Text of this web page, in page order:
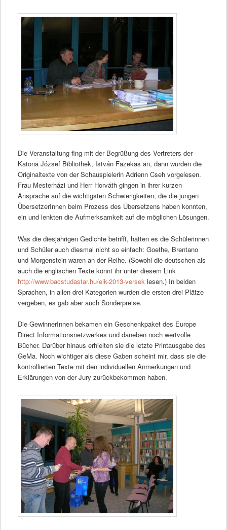
Die Veranstaltung fing mit der Begrüßung des Vertreters der
Katona József Bibliothek, István Fazekas an, dann wurden die
Originaltexte von der Schauspielerin Adrienn Cseh vorgelesen.
Frau Mesterházi und Herr Horváth gingen in ihrer kurzen
Ansprache auf die wichtigsten Schwierigkeiten, die die jungen
ÜbersetzerInnen beim Prozess des Übersetzens haben konnten,
ein und lenkten die Aufmerksamkeit auf die möglichen Lösungen.
Was die diesjährigen Gedichte betrifft, hatten es die Schülerinnen
und Schüler auch diesmal nicht so einfach: Goethe, Brentano
und Morgenstein waren an der Reihe. (Sowohl die deutschen als
auch die englischen Texte könnt ihr unter diesem Link
http://www.bacstudastar.hu/eik-2013-versek lesen.) In beiden
Sprachen, in allen drei Kategorien wurden die ersten drei Plätze
vergeben, es gab aber auch Sonderpreise.
Die GewinnerInnen bekamen ein Geschenkpaket des Europe
Direct Informationsnetzwerkes und daneben noch wertvolle
Bücher. Darüber hinaus erhielten sie die letzte Printausgabe des
GeMa. Noch wichtiger als diese Gaben scheint mir, dass sie die
kontrollierten Texte mit den individuellen Anmerkungen und
Erklärungen von der Jury zurückbekommen haben.